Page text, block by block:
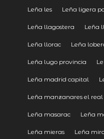
Leña les Leña ligera
Leña llagostera Leña
Leña llorac Leña
Leña lugo provincia
Leña madrid capital
Leña manzanares el real
Leña masarac Leña
Leña mieras Leña